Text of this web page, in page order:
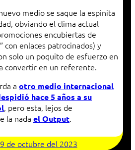
medio se saque la espinita
obviando el clima actual
encubiertas de
con enlaces patrocinados) y
solo un poquito de esfuerzo en
convertir en un referente.
a otro medio internacional
hace 5 años a su
, pero esta, lejos de
la nada el Output.
de octubre del 2023